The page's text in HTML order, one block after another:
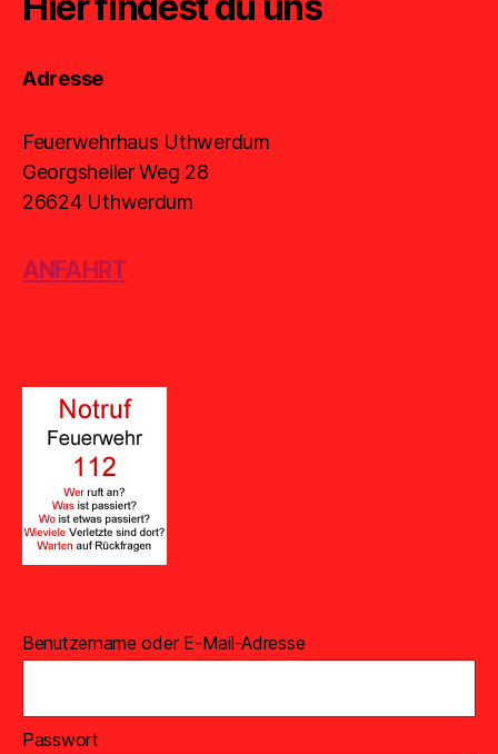
Adresse
Feuerwehrhaus Uthwerdum
Georgsheiler Weg 28
26624 Uthwerdum
ANFAHRT
Benutzername oder E-Mail-Adresse
Passwort